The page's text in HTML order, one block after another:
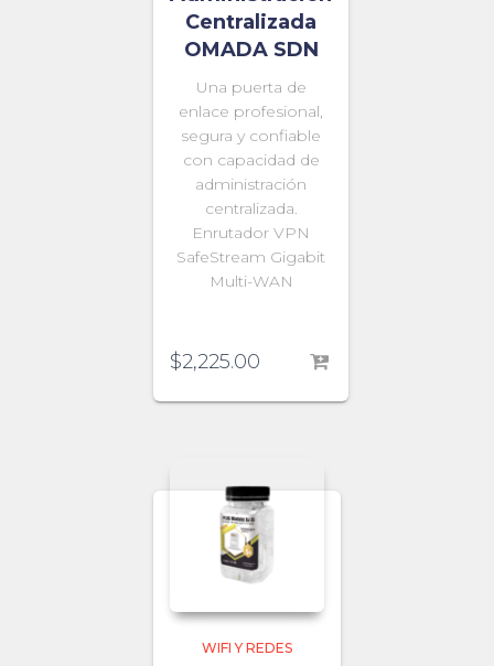
Centralizada
OMADA SDN
Una puerta de
enlace profesional,
segura y confiable
con capacidad de
administración
centralizada.
Enrutador VPN
SafeStream Gigabit
Multi-WAN
$2,225.00
WIFI Y REDES